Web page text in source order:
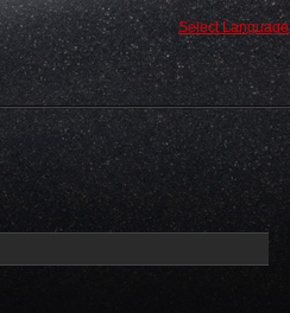
Select Language